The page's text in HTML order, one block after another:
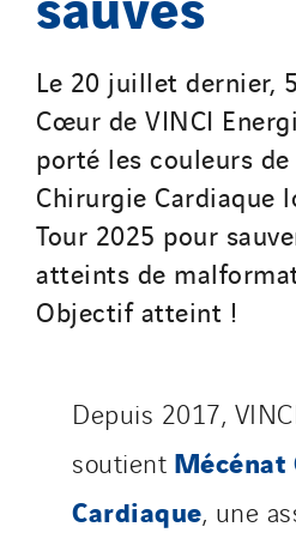
Le 20 juillet dernier,
Cœur de VINCI
porté les couleurs
Chirurgie Cardiaque
Tour 2025 pour
atteints de
Objectif atteint !
Depuis 2017,
soutient
Cardiaque, une
Roiret Transport
Saga Tertiaire
Salendre Réseaux
Santerne Alsace
Santerne Angouleme
Santerne Aquitaine
Santerne Champagne
Santerne Fluides
Santerne IDF
Santerne Tertiaire et
Schoro Electricité
Schuh Bodentechnik